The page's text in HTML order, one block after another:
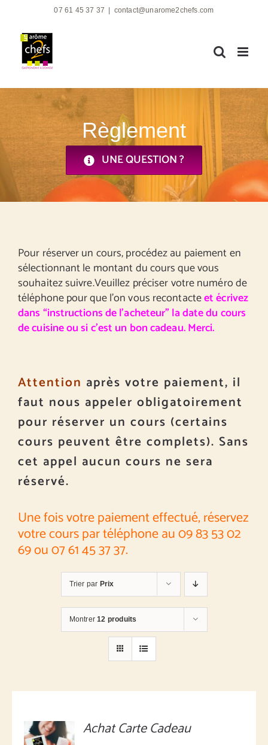
contenu
07 61 45 37 37 contact@unarome2chefs.com
Règlement
UNE QUESTION ?
Pour réserver un cours, procédez au paiement en
sélectionnant le montant du cours que vous
souhaitez suivre.Veuillez préciser votre numéro de
téléphone pour que l’on vous recontacteet écrivez
dans “instructions de l’acheteur” la date du cours
de cuisine ou si c’est un bon cadeau. Merci.
Attention après votre paiement, il
faut nous appeler obligatoirement
pour réserver un cours (certains
cours peuvent être complets). Sans
cet appel aucun cours ne sera
réservé.
Une fois votre paiement effectué, réservez
votre cours par téléphone au 09 83 53 02
69 ou 07 61 45 37 37.
Trier par Prix
Montrer12 produits
MONTANT
À
Achat Carte Cadeau